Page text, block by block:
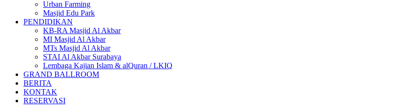
Urban Farming
Masjid Edu Park
PENDIDIKAN
KB-RA Masjid Al Akbar
MI Masjid Al Akbar
MTs Masjid Al Akbar
STAI Al Akbar Surabaya
Lembaga Kajian Islam & alQuran / LKIQ
GRAND BALLROOM
BERITA
KONTAK
RESERVASI